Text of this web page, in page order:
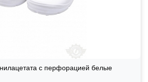
с перфорацией белые